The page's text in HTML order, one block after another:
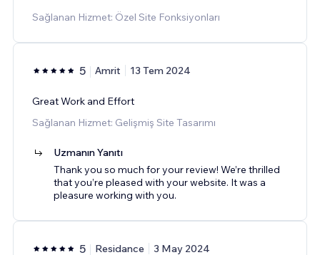
Sağlanan Hizmet: Özel Site Fonksiyonları
5 Amrit 13 Tem 2024
Great Work and Effort
Sağlanan Hizmet: Gelişmiş Site Tasarımı
Uzmanın Yanıtı
Thank you so much for your review! We’re thrilled
that you’re pleased with your website. It was a
pleasure working with you.
5 Residance 3 May 2024